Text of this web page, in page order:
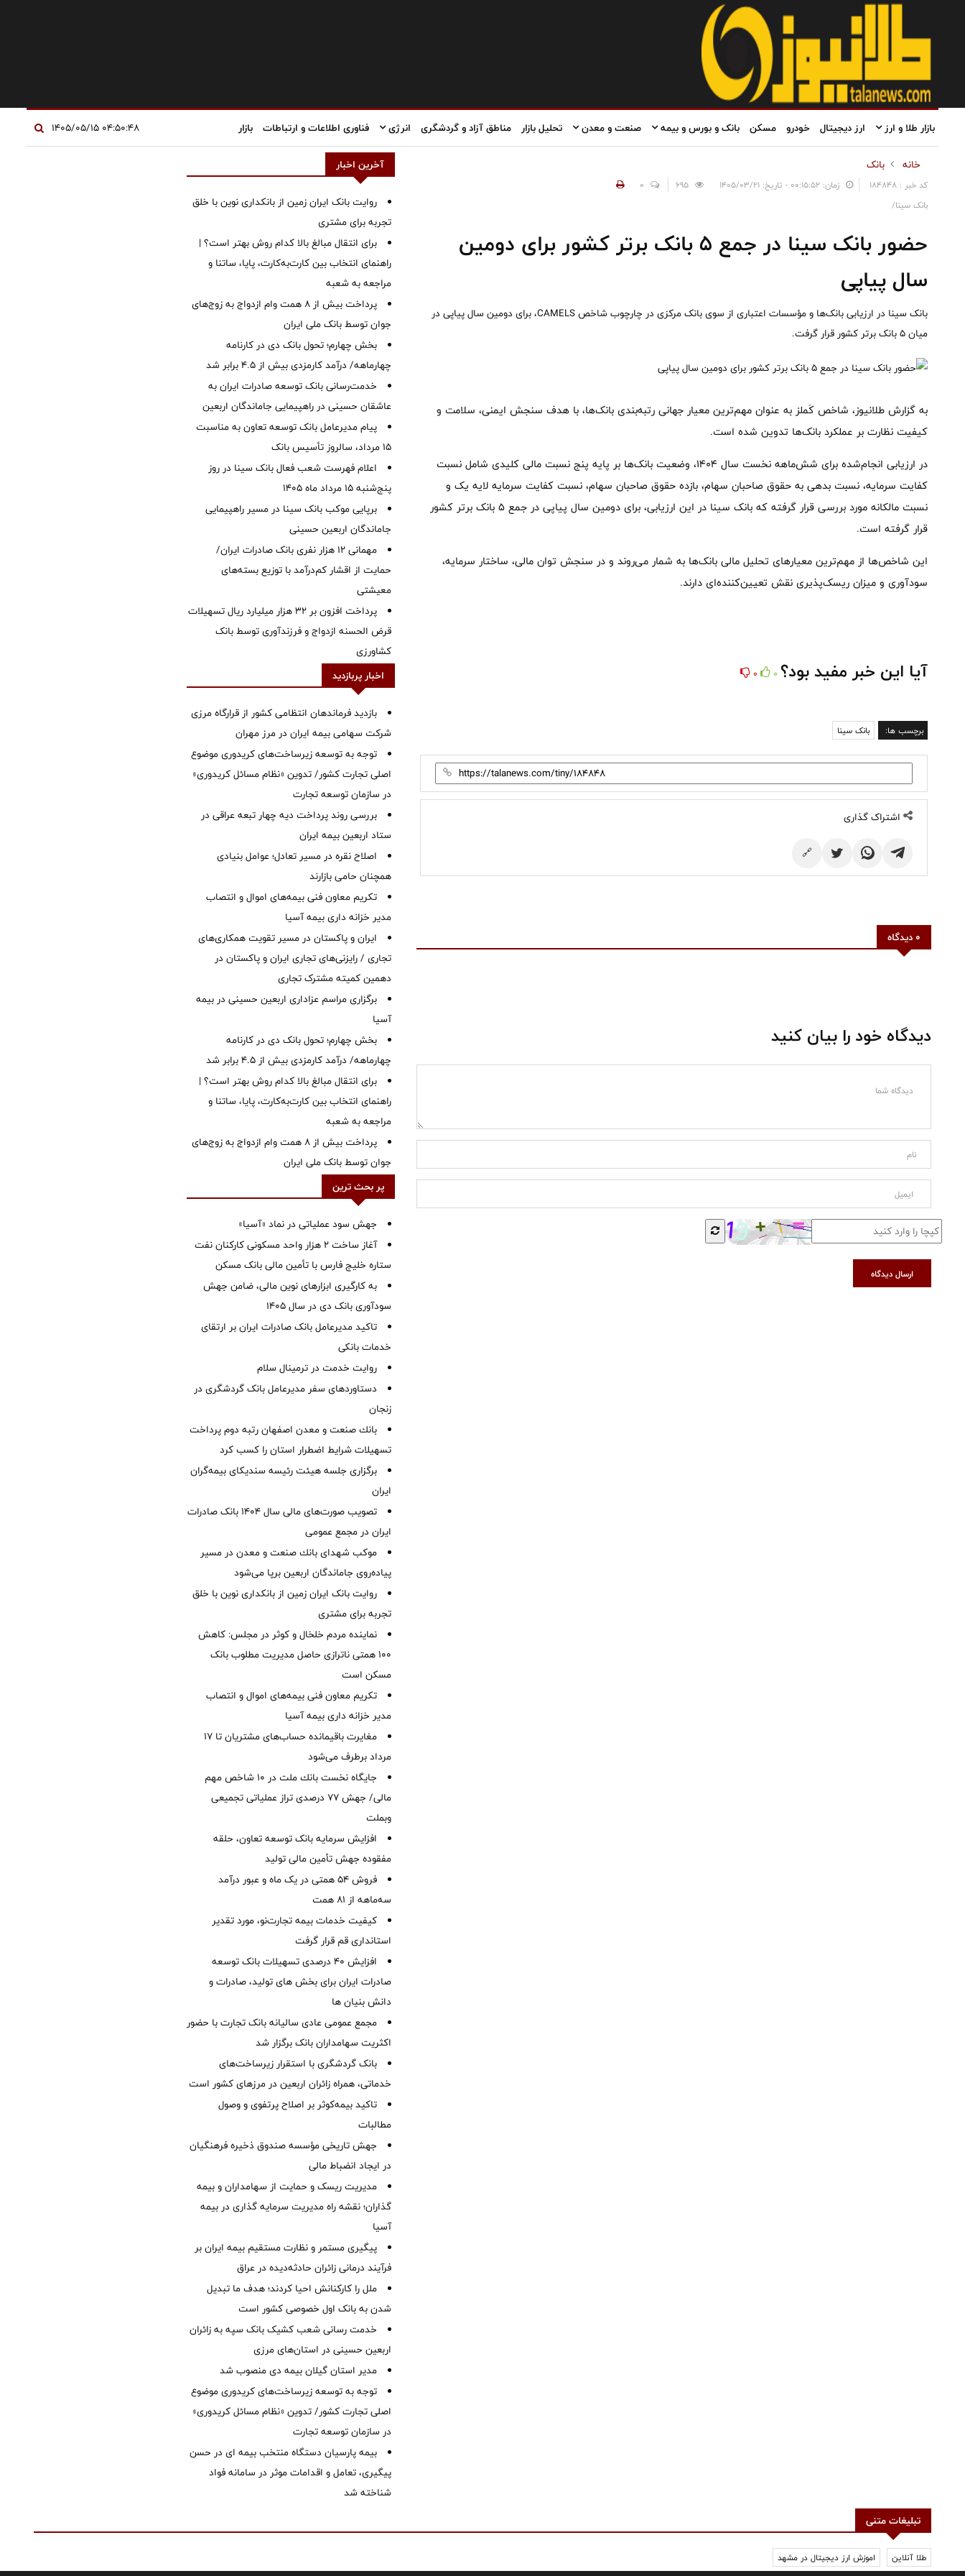
بازار طلا و ارز ارز دیجیتال خودرو مسکن بانک و بورس و بیمه صنعت و معدن تحلیل بازار مناطق آزاد و گردشگری انرژی فناوری اطلاعات و ارتباطات بازار
خانه بانک
کد خبر : 184848 زمان: ۰۰:۱۵:۵۲ - تاریخ: ۱۴۰۵/۰۳/۲۱
0
بانک سینا/
حضور بانک سینا در جمع ۵ بانک برتر کشور برای دومین
سال پیاپی
بانک سینا در ارزیابی بانک‌ها و مؤسسات اعتباری از سوی بانک مرکزی در چارچوب شاخص CAMELS، برای دومین سال پیاپی در
میان ۵ بانک برتر کشور قرار گرفت.
به گزارش طلانیوز، شاخص کَملز به ‌عنوان مهم‌ترین معیار جهانی رتبه‌بندی بانک‌ها، با هدف سنجش ایمنی، سلامت و
کیفیت نظارت بر عملکرد بانک‌ها تدوین شده است.
در ارزیابی انجام‌شده برای شش‌ماهه نخست سال ۱۴۰۴، وضعیت بانک‌ها بر پایه پنج نسبت مالی کلیدی شامل نسبت
کفایت سرمایه، نسبت بدهی به حقوق صاحبان سهام، بازده حقوق صاحبان سهام، نسبت کفایت سرمایه لایه یک و
نسبت مالکانه مورد بررسی قرار گرفته که بانک سینا در این ارزیابی، برای دومین سال پیاپی در جمع ۵ بانک برتر کشور
قرار گرفته است.
این شاخص‌ها از مهم‌ترین معیارهای تحلیل مالی بانک‌ها به شمار می‌روند و در سنجش توان مالی، ساختار سرمایه،
سودآوری و میزان ریسک‌پذیری نقش تعیین‌کننده‌ای دارند.
آیا این خبر مفید بود؟ 0
0
برچسب ها: بانک سینا
اشتراک گذاری
🔗
0 دیدگاه
دیدگاه خود را بیان کنید
ارسال دیدگاه
آخرین اخبار
روایت بانک ایران زمین از بانکداری نوین با خلق
تجربه برای مشتری
برای انتقال مبالغ بالا کدام روش بهتر است؟ |
راهنمای انتخاب بین کارت‌به‌کارت، پایا، ساتنا و
مراجعه به شعبه
پرداخت بیش از ۸ همت وام ازدواج به زوج‌های
جوان توسط بانک ملی ایران
بخش چهارم؛ تحول بانک دی در کارنامه
چهارماهه/ درآمد کارمزدی بیش از ۴.۵ برابر شد
خدمت‌رسانی بانک توسعه صادرات ایران به
عاشقان حسینی در راهپیمایی جاماندگان اربعین
پیام مدیرعامل بانک توسعه تعاون به مناسبت
15 مرداد، سالروز تأسیس بانک
اعلام فهرست شعب فعال بانک سینا در روز
پنج‌شنبه 15 مرداد ماه 1405
برپایی موکب بانک سینا در مسیر راهپیمایی
جاماندگان اربعین حسینی
مهمانی ۱۲ هزار نفری بانک صادرات ایران/
حمایت از اقشار کم‌درآمد با توزیع بسته‌های
معیشتی
پرداخت افزون بر 32 هزار میلیارد ریال تسهیلات
قرض الحسنه ازدواج و فرزندآوری توسط بانک
کشاورزی
اخبار پربازدید
بازدید فرماندهان انتظامی کشور از قرارگاه مرزی
شرکت سهامی بیمه ایران در مرز مهران
توجه به توسعه زیرساخت‌های کریدوری موضوع
اصلی تجارت کشور/ تدوین «نظام مسائل کریدوری»
در سازمان توسعه تجارت
بررسی روند پرداخت دیه چهار تبعه عراقی در
ستاد اربعین بیمه ایران
اصلاح نقره در مسیر تعادل؛ عوامل بنیادی
همچنان حامی بازارند
تکریم معاون فنی بیمه‌های اموال و انتصاب
مدیر خزانه داری بیمه آسیا
ایران و پاکستان در مسیر تقویت همکاری‌های
تجاری / رایزنی‌های تجاری ایران و پاکستان در
دهمین کمیته مشترک تجاری
برگزاری مراسم عزاداری اربعین حسینی در بیمه
آسیا
بخش چهارم؛ تحول بانک دی در کارنامه
چهارماهه/ درآمد کارمزدی بیش از ۴.۵ برابر شد
برای انتقال مبالغ بالا کدام روش بهتر است؟ |
راهنمای انتخاب بین کارت‌به‌کارت، پایا، ساتنا و
مراجعه به شعبه
پرداخت بیش از ۸ همت وام ازدواج به زوج‌های
جوان توسط بانک ملی ایران
پر بحث ترین
جهش سود عملیاتی در نماد «آسیا»
آغاز ساخت ۲ هزار واحد مسکونی کارکنان نفت
ستاره خلیج فارس با تأمین مالی بانک مسکن
به کارگیری ابزارهای نوین مالی، ضامن جهش
سودآوری بانک دی در سال 1405
تاکید مدیرعامل بانک صادرات ایران بر ارتقای
خدمات بانکی
روایت خدمت در ترمینال سلام
دستاوردهای سفر مدیرعامل بانک گردشگری در
زنجان
بانك صنعت و معدن اصفهان رتبه دوم پرداخت
تسهیلات شرایط اضطرار استان را كسب كرد
برگزاری جلسه هیئت رئیسه سندیکای بیمه‌گران
ایران
تصویب صورت‌های مالی سال ۱۴۰۴ بانک صادرات
ایران در مجمع عمومی
موكب شهدای بانك صنعت و معدن در مسیر
پیاده‌روی جاماندگان اربعین برپا می‌شود
روایت بانک ایران زمین از بانکداری نوین با خلق
تجربه برای مشتری
نماینده مردم خلخال و کوثر در مجلس: کاهش
۱۰۰ همتی ناترازی حاصل مدیریت مطلوب بانک
مسکن است
تکریم معاون فنی بیمه‌های اموال و انتصاب
مدیر خزانه داری بیمه آسیا
مغایرت‌ باقیمانده حساب‌های مشتریان تا ۱۷
مرداد برطرف می‌شود
جایگاه نخست بانك ملت در 10 شاخص مهم
مالی/ جهش 77 درصدی تراز عملیاتی تجمیعی
وبملت
افزایش سرمایه بانک توسعه تعاون، حلقه
مفقوده جهش تأمین مالی تولید
فروش 54 همتی در یک ماه و عبور درآمد
سه‌ماهه از 81 همت
کیفیت خدمات بیمه تجارت‌نو، مورد تقدیر
استانداری قم قرار گرفت
افزایش 40 درصدی تسهیلات بانک توسعه
صادرات ایران برای بخش های تولید، صادرات و
دانش بنیان ها
مجمع عمومی عادی سالیانه بانک تجارت با حضور
اکثریت سهامداران بانک برگزار شد
بانک گردشگری با استقرار زیرساخت‌های
خدماتی، همراه زائران اربعین در مرزهای کشور است
تاکید بیمه‌کوثر بر اصلاح پرتفوی و وصول
مطالبات ‌
جهش تاریخی مؤسسه صندوق ذخیره فرهنگیان
در ایجاد انضباط مالی
مدیریت ریسک و حمایت از سهامداران و بیمه
گذاران؛ نقشه راه مدیریت سرمایه گذاری در بیمه
آسیا
پیگیری مستمر و نظارت مستقیم بیمه ایران بر
فرآیند درمانی زائران حادثه‌دیده در عراق
ملل را کارکنانش احیا کردند؛ هدف ما تبدیل
شدن به بانک اول خصوصی کشور است
خدمت رسانی شعب کشیک بانک سپه به زائران
اربعین حسینی در استان‌‌های مرزی
‌مدیر استان گیلان بیمه دی منصوب شد
توجه به توسعه زیرساخت‌های کریدوری موضوع
اصلی تجارت کشور/ تدوین «نظام مسائل کریدوری»
در سازمان توسعه تجارت
بیمه پارسیان دستگاه منتخب بیمه ای در حسن
پیگیری، تعامل و اقدامات موثر در سامانه فواد
شناخته شد
تبلیغات متنی
طلا آنلاین اموزش ارز دیجیتال در مشهد